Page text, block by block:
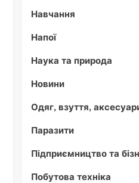
Навчання
Напої
Наука та природа
Новини
Одяг, взуття,
Паразити
Підприємництво та
Побутова техніка